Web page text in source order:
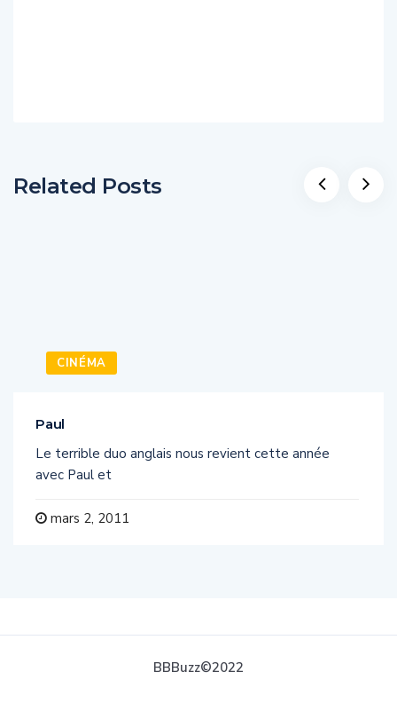
Related Posts
CINÉMA
Paul
Le terrible duo anglais nous revient cette année
avec Paul et
mars 2, 2011
BBBuzz©2022